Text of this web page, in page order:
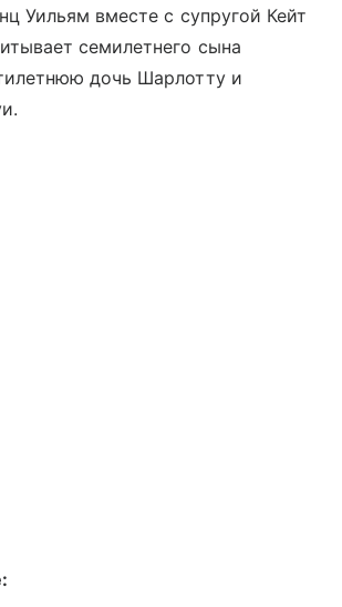
Уильям вместе с супругой Кейт
семилетнего сына
дочь Шарлотту и